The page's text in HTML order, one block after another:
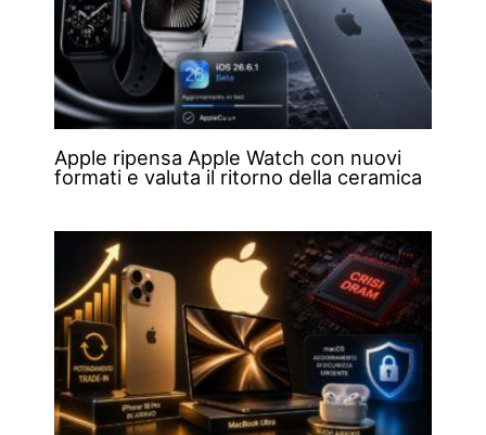
Apple ripensa Apple Watch con nuovi
formati e valuta il ritorno della ceramica